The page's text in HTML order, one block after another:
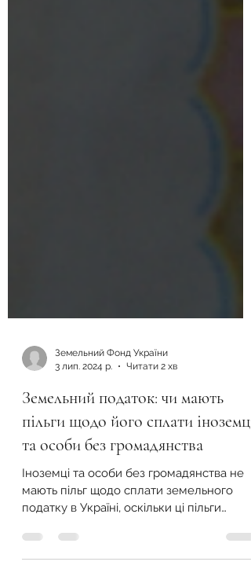
Земельний Фонд України
3 лип. 2024 р.
Читати 2 хв
Земельний податок: чи мають
пільги щодо його сплати іноземці
та особи без громадянства
Іноземці та особи без громадянства не